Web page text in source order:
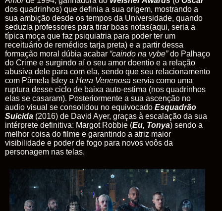
dos quadrinhos) que definia a sua origem, mostrando a
sua ambição desde os tempos da Universidade, quando
seduzia professores para tirar boas notas(aqui, seria a
típica moça que faz psiquiatria para poder ter um
receituário de remédios tarja preta) e a partir dessa
formação moral dúbia acabar “caindo na vybe”do Palhaço
do Crime e surgindo aí o seu amor doentio e a relação
abusiva dele para com ela, sendo que seu relacionamento
com Pâmela Isley a Hera Venenosa servia como uma
ruptura desse ciclo de baixa auto-estima (nos quadrinhos
elas se casaram). Posteriormente a sua ascenção no
audio visual se consolidou no equivocado Esquadrão
Suicida (2016) de David Ayer, graças à escalação da sua
intérprete definitiva: Margot Robbie (Eu, Tonya) sendo a
melhor coisa do filme e garantindo a atriz maior
visibilidade e poder de fogo para novos voôs da
personagem nas telas.